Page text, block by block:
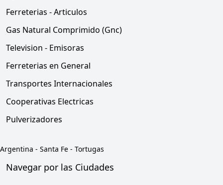
Ferreterias - Articulos
Gas Natural Comprimido (Gnc)
Television - Emisoras
Ferreterias en General
Transportes Internacionales
Cooperativas Electricas
Pulverizadores
Argentina - Santa Fe - Tortugas
Navegar por las Ciudades